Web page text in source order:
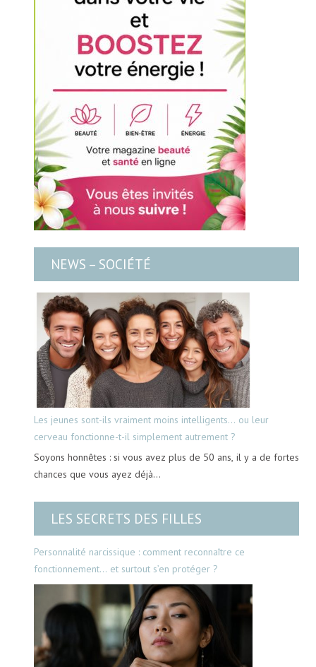
NEWS – SOCIÉTÉ
Les jeunes sont-ils vraiment moins intelligents… ou leur
cerveau fonctionne-t-il simplement autrement ?
Soyons honnêtes : si vous avez plus de 50 ans, il y a de fortes
chances que vous ayez déjà…
LES SECRETS DES FILLES
Personnalité narcissique : comment reconnaître ce
fonctionnement… et surtout s’en protéger ?